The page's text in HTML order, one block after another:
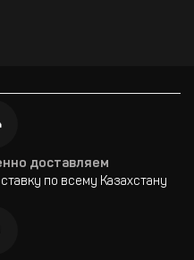
доставляем
по всему Казахстану